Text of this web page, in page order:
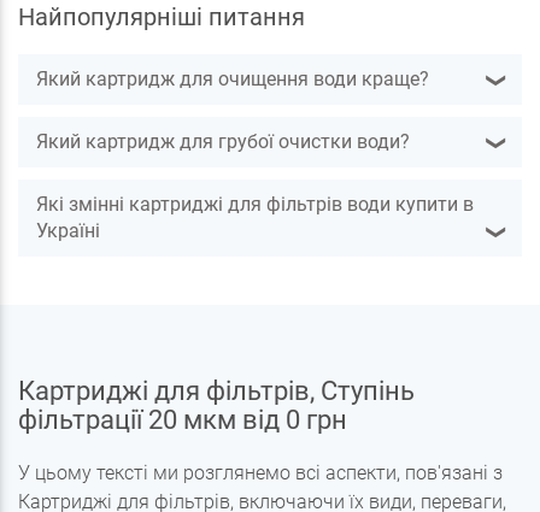
пить((( Позвонила девушке по тел 224-50-
Короче народ! не покупайте фильтры Наша
Найпопулярніші питання
Який картридж для очищення води краще? ❯
Який картридж для грубої очистки води? ❯
Які змінні картриджі для фільтрів води купити в
Україні
❯
Картриджі для фільтрів, Ступінь
фільтрації 20 мкм від 0 грн
У цьому тексті ми розглянемо всі аспекти, пов'язані з
Картриджі для фільтрів, включаючи їх види, переваги,